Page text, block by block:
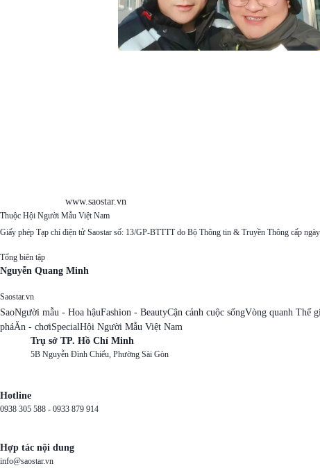
www.saostar.vn
Thuộc Hội Người Mẫu Việt Nam
Giấy phép Tạp chí điện tử Saostar số: 13/GP-BTTTT do Bộ Thông tin & Truyền Thông cấp
Tổng biên tập
Nguyễn Quang Minh
Saostar.vn
SaoNgười mẫu - Hoa hậuFashion - BeautyCận cảnh cuộc sốngVòng quanh Thế
pháĂn - chơiSpecialHội Người Mẫu Việt Nam
Trụ sở TP. Hồ Chí Minh
5B Nguyễn Đình Chiểu, Phường Sài Gòn
Hotline
0938 305 588 - 0933 879 914
Hợp tác nội dung
info@saostar.vn